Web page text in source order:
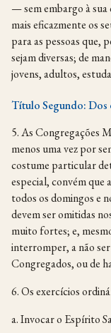
— sem embargo à
mais eficazmente os
para as pessoas que,
sejam diversas; de
jovens, adultos,
Título Segundo: Dos
5. As Congregações
menos uma vez por
costume particular
especial, convém que
todos os domingos e
devem ser omitidas
muito fortes; e,
interromper, a não
Congregados, ou de
6. Os exercícios
a. Invocar o Espírito